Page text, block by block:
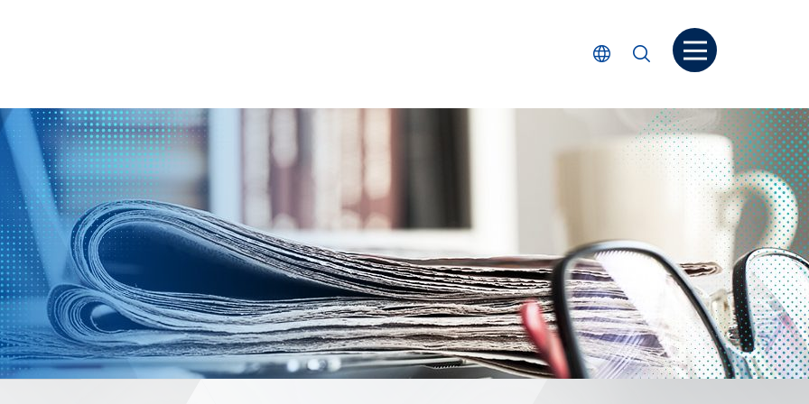
Select Language
Search Open menu